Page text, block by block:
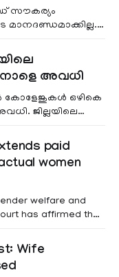
സൗകര്യം
നാളെ അവധി
കോളേജുകൾ ഒഴികെ
ജില്ലയിലെ
paid
women
welfare and
has affirmed that
following
Service Rules
Wife